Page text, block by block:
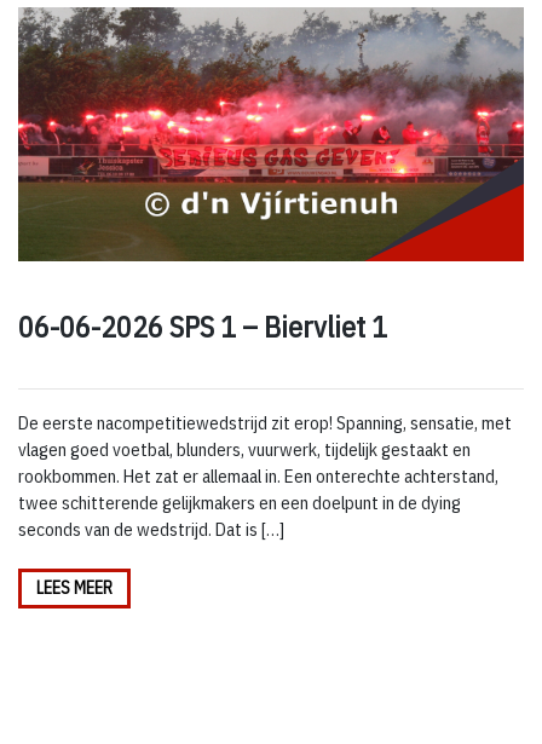
06-06-2026 SPS 1 – Biervliet 1
De eerste nacompetitiewedstrijd zit erop! Spanning, sensatie, met
vlagen goed voetbal, blunders, vuurwerk, tijdelijk gestaakt en
rookbommen. Het zat er allemaal in. Een onterechte achterstand,
twee schitterende gelijkmakers en een doelpunt in de dying
seconds van de wedstrijd. Dat is […]
LEES MEER